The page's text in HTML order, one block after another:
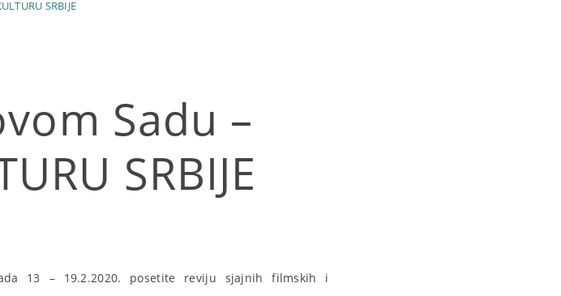
SRBIJE
Sadu –
SRBIJE
13 – 19.2.2020. posetite reviju sjajnih filmskih i